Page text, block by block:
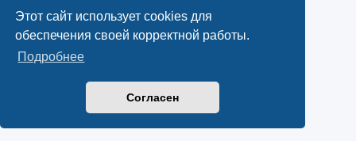
Этот сайт использует cookies для
обеспечения своей корректной работы.
Подробнее
Согласен